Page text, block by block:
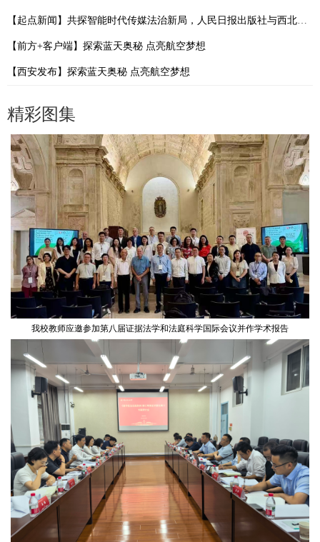
【起点新闻】共探智能时代传媒法治新局，人民日报出版社与西北政法大学启动合作
【前方+客户端】探索蓝天奥秘 点亮航空梦想
【西安发布】探索蓝天奥秘 点亮航空梦想
精彩图集
我校教师应邀参加第八届证据法学和法庭科学国际会议并作学术报告